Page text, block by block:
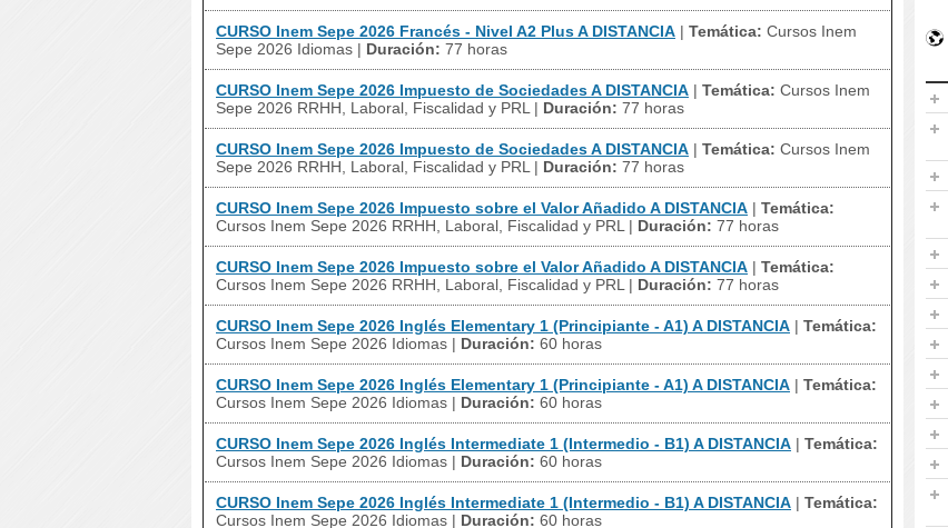
CURSO Inem Sepe 2026 Francés - Nivel A2 Plus A DISTANCIA | Temática: Cursos Inem
Sepe 2026 Idiomas | Duración: 77 horas
CURSO Inem Sepe 2026 Impuesto de Sociedades A DISTANCIA | Temática: Cursos Inem
Sepe 2026 RRHH, Laboral, Fiscalidad y PRL | Duración: 77 horas
CURSO Inem Sepe 2026 Impuesto de Sociedades A DISTANCIA | Temática: Cursos Inem
Sepe 2026 RRHH, Laboral, Fiscalidad y PRL | Duración: 77 horas
CURSO Inem Sepe 2026 Impuesto sobre el Valor Añadido A DISTANCIA | Temática:
Cursos Inem Sepe 2026 RRHH, Laboral, Fiscalidad y PRL | Duración: 77 horas
CURSO Inem Sepe 2026 Impuesto sobre el Valor Añadido A DISTANCIA | Temática:
Cursos Inem Sepe 2026 RRHH, Laboral, Fiscalidad y PRL | Duración: 77 horas
CURSO Inem Sepe 2026 Inglés Elementary 1 (Principiante - A1) A DISTANCIA | Temática:
Cursos Inem Sepe 2026 Idiomas | Duración: 60 horas
CURSO Inem Sepe 2026 Inglés Elementary 1 (Principiante - A1) A DISTANCIA | Temática:
Cursos Inem Sepe 2026 Idiomas | Duración: 60 horas
CURSO Inem Sepe 2026 Inglés Intermediate 1 (Intermedio - B1) A DISTANCIA | Temática:
Cursos Inem Sepe 2026 Idiomas | Duración: 60 horas
CURSO Inem Sepe 2026 Inglés Intermediate 1 (Intermedio - B1) A DISTANCIA | Temática:
Cursos Inem Sepe 2026 Idiomas | Duración: 60 horas